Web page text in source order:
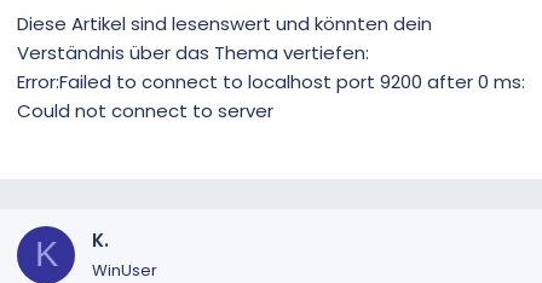
Diese Artikel sind lesenswert und könnten dein
Verständnis über das Thema vertiefen:
Error:Failed to connect to localhost port 9200 after 0 ms:
Could not connect to server
K K.
WinUser